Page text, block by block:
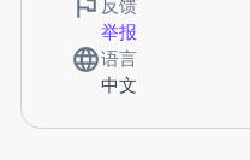
举报
语言
中文